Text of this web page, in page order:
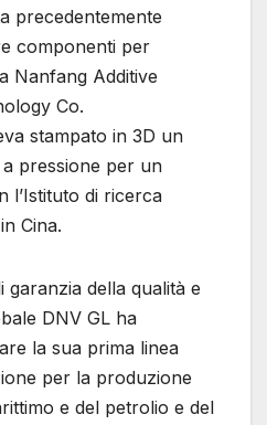
precedentemente
componenti per
Nanfang Additive
Co.
stampato in 3D un
pressione per un
l’Istituto di ricerca
Cina.
garanzia della qualità e
DNV GL ha
la sua prima linea
per la produzione
e del petrolio e del